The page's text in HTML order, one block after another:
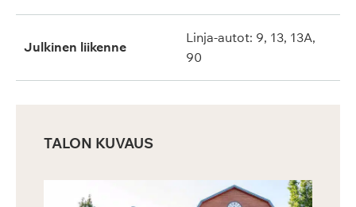
Julkinen liikenne
Linja-autot: 9, 13, 13A,
90
TALON KUVAUS